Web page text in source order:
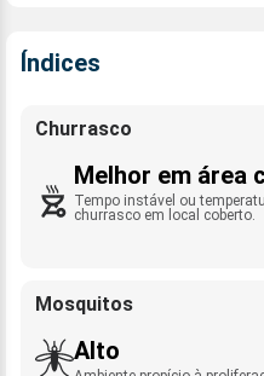
Índices
Churrasco
Melhor em área
Tempo instável ou
churrasco em local coberto.
Mosquitos
Alto